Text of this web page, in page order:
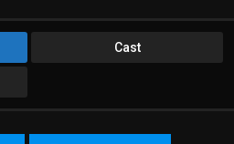
Cast